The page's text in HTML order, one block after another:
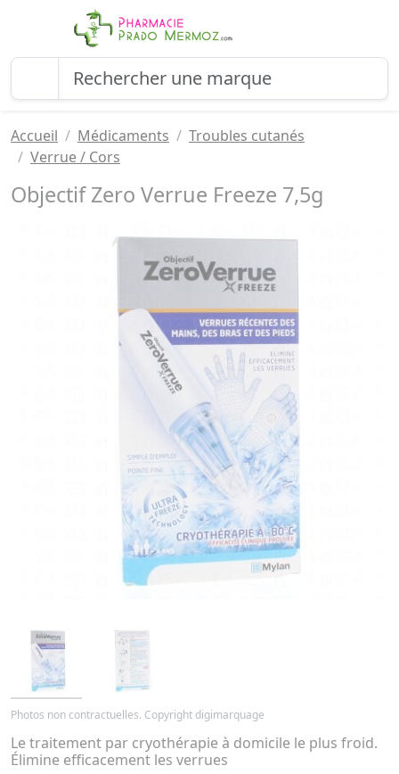
Accueil Médicaments
Troubles cutanés
Verrue / Cors
Objectif Zero Verrue Freeze 7,5g
Photos non contractuelles. Copyright digimarquage
Le traitement par cryothérapie à domicile le plus froid.
Élimine efficacement les verrues